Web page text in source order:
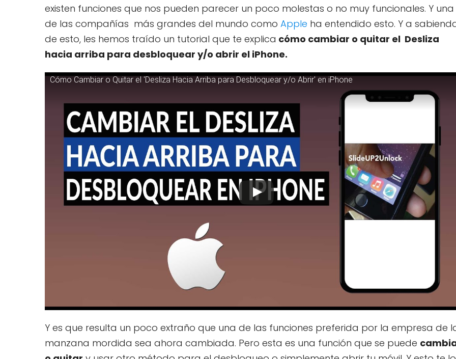
existen funciones que nos pueden parecer un poco molestas o no muy funcionales. Y una
de las compañías más grandes del mundo como Apple ha entendido esto. Y a
de esto, les hemos traído un tutorial que te explica cómo cambiar o quitar el Desliza
hacia arriba para desbloquear y/o abrir el iPhone.
Cómo Cambiar o Quitar el 'Desliza Hacia Arriba para Desbloquear y/o Abrir' en iPhone
Y es que resulta un poco extraño que una de las funciones preferida por la empresa de
manzana mordida sea ahora cambiada. Pero esta es una función que se puede